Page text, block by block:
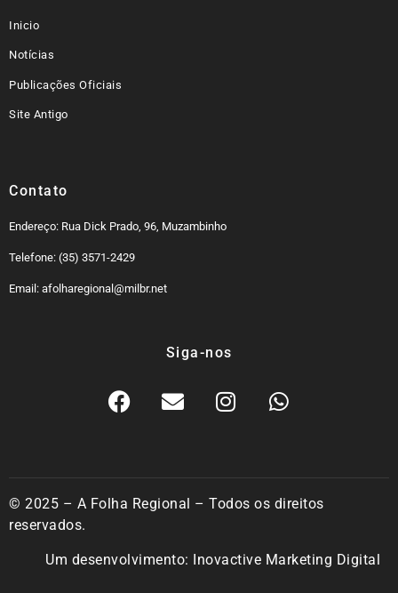
Inicio
Notícias
Publicações Oficiais
Site Antigo
Contato
Endereço: Rua Dick Prado, 96, Muzambinho
Telefone: (35) 3571-2429
Email: afolharegional@milbr.net
Siga-nos
© 2025 – A Folha Regional – Todos os direitos
reservados.
Um desenvolvimento: Inovactive Marketing Digital